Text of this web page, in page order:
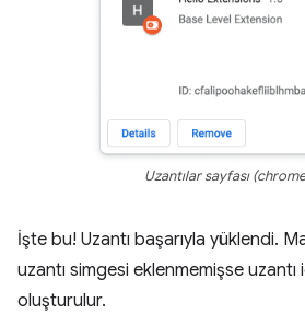
Uzantılar sayfası
İşte bu! Uzantı başarıyla yüklendi.
uzantı simgesi eklenmemişse
oluşturulur.